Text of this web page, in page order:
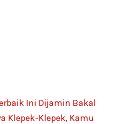
Ini Dijamin Bakal
Klepek-Klepek, Kamu